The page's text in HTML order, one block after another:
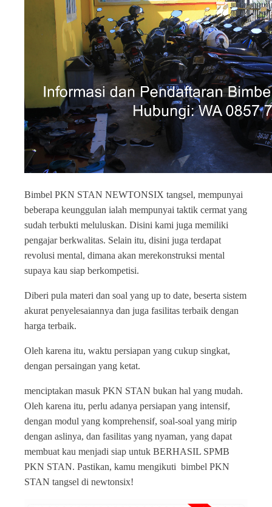
Bimbel PKN STAN NEWTONSIX tangsel, mempunyai
beberapa keunggulan ialah mempunyai taktik cermat yang
sudah terbukti meluluskan. Disini kami juga memiliki
pengajar berkwalitas. Selain itu, disini juga terdapat
revolusi mental, dimana akan merekonstruksi mental
supaya kau siap berkompetisi.
Diberi pula materi dan soal yang up to date, beserta sistem
akurat penyelesaiannya dan juga fasilitas terbaik dengan
harga terbaik.
Oleh karena itu, waktu persiapan yang cukup singkat,
dengan persaingan yang ketat.
menciptakan masuk PKN STAN bukan hal yang mudah.
Oleh karena itu, perlu adanya persiapan yang intensif,
dengan modul yang komprehensif, soal-soal yang mirip
dengan aslinya, dan fasilitas yang nyaman, yang dapat
membuat kau menjadi siap untuk BERHASIL SPMB
PKN STAN. Pastikan, kamu mengikuti bimbel PKN
STAN tangsel di newtonsix!